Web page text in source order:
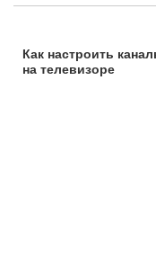
Как настроить
на телевизоре